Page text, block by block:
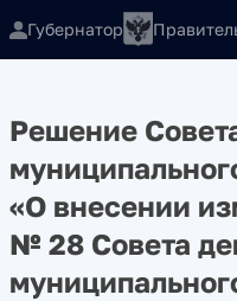
Губернатор
Решение
«О внесении
№ 28 Совета